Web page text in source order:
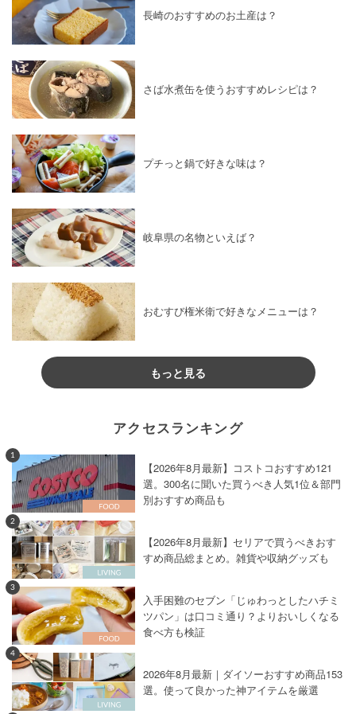
長崎のおすすめのお土産は？
さば水煮缶を使うおすすめレシピは？
プチっと鍋で好きな味は？
岐阜県の名物といえば？
おむすび権米衛で好きなメニューは？
もっと見る
アクセスランキング
1
【2026年8月最新】コストコおすすめ121
選。300名に聞いた買うべき人気1位＆部門
別おすすめ商品も
2
【2026年8月最新】セリアで買うべきおす
すめ商品総まとめ。雑貨や収納グッズも
3
入手困難のセブン「じゅわっとしたハチミ
ツパン」は口コミ通り？よりおいしくなる
食べ方も検証
4
2026年8月最新｜ダイソーおすすめ商品153
選。使って良かった神アイテムを厳選